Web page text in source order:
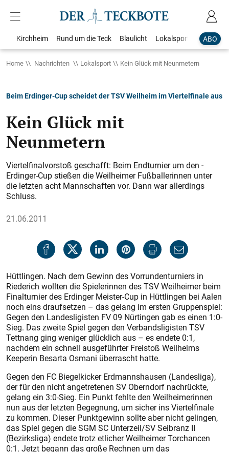
ABO
Kirchheim Rund um die Teck Blaulicht Lokalsport
Home Nachrichten Lokalsport Kein Glück mit Neunmetern
Beim Erdinger-Cup scheidet der TSV Weilheim im Viertelfinale aus
Kein Glück mit
Neunmetern
Viertelfinalvorstoß geschafft: Beim Endturnier um den ­
Erdinger-Cup stießen die Weilheimer Fußballerinnen unter
die letzten acht Mannschaften vor. Dann war allerdings
Schluss.
21.06.2011
Hüttlingen. Nach dem Gewinn des Vorrundenturniers in
Riederich wollten die Spielerinnen des TSV Weilheimer beim
Finalturnier des Erdinger Meister-Cup in Hüttlingen bei Aalen
noch eins draufsetzen – das gelang im ersten Gruppenspiel:
Gegen den Landesligisten FV 09 Nürtingen gab es einen 1:0-
Sieg. Das zweite Spiel gegen den Verbandsligisten TSV
Tettnang ging weniger glücklich aus – es endete 0:1,
nachdem ein schnell ausgeführter Freistoß Weilheims
Keeperin Besarta Osmani überrascht hatte.
Gegen den FC Biegelkicker Erdmannshausen (Landesliga),
der für den nicht angetretenen SV Oberndorf nachrückte,
gelang ein 3:0-Sieg. Ein Punkt fehlte den Weilheimerinnen
nun aus der letzten Begegnung, um sicher ins Viertelfinale
zu kommen. Dieser Punktgewinn sollte aber nicht gelingen,
das Spiel gegen die SGM SC Unterzeil/SV Seibranz II
(Bezirksliga) endete trotz etlicher Weilheimer Torchancen
0:1. Jetzt begann das große Rechnen um das